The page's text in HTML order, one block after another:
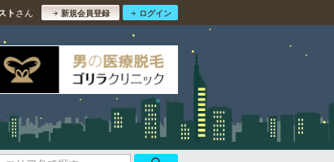
ト さん 新規会員登録 ログイン